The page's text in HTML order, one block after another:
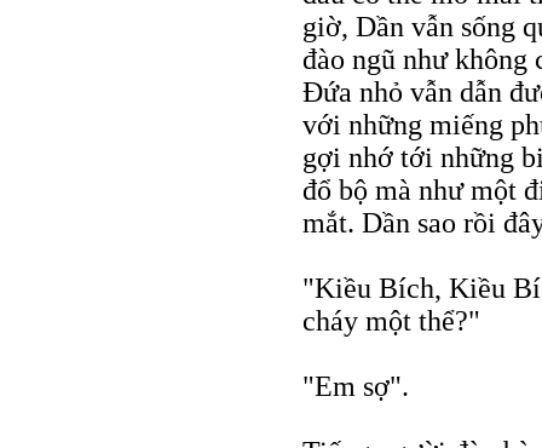
giờ, Dần vẫn sống
đào ngũ như
Đứa nhỏ vẫn dẫn
với những miếng
gợi nhớ tới những
đổ bộ mà như một
mắt. Dần sao rồi
"Kiều Bích, Kiều
cháy một thể?"
"Em sợ".